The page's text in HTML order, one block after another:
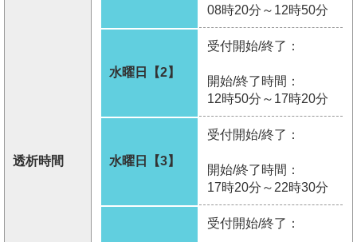
透析時間
08時20分～12時50分
水曜日【2】
受付開始/終了：
開始/終了時間：
12時50分～17時20分
水曜日【3】
受付開始/終了：
開始/終了時間：
17時20分～22時30分
受付開始/終了：